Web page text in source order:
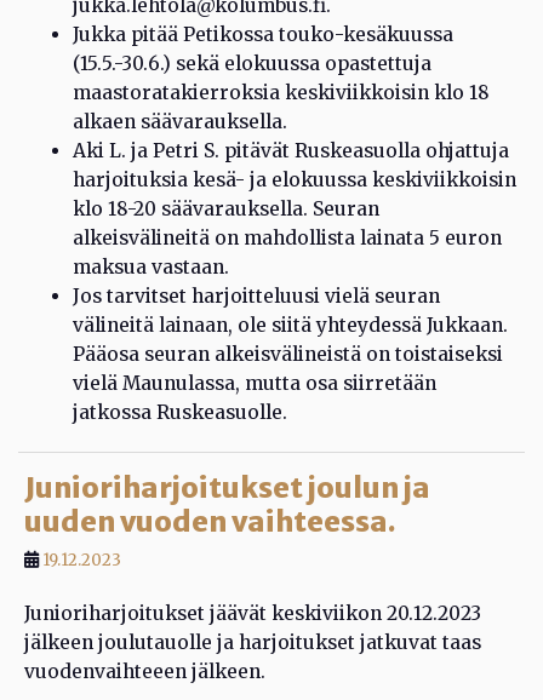
jukka.lehtola@kolumbus.fi.
Jukka pitää Petikossa touko-kesäkuussa
(15.5.-30.6.) sekä elokuussa opastettuja
maastoratakierroksia keskiviikkoisin klo 18
alkaen säävarauksella.
Aki L. ja Petri S. pitävät Ruskeasuolla ohjattuja
harjoituksia kesä- ja elokuussa keskiviikkoisin
klo 18-20 säävarauksella. Seuran
alkeisvälineitä on mahdollista lainata 5 euron
maksua vastaan.
Jos tarvitset harjoitteluusi vielä seuran
välineitä lainaan, ole siitä yhteydessä Jukkaan.
Pääosa seuran alkeisvälineistä on toistaiseksi
vielä Maunulassa, mutta osa siirretään
jatkossa Ruskeasuolle.
Junioriharjoitukset joulun ja
uuden vuoden vaihteessa.
19.12.2023
Junioriharjoitukset jäävät keskiviikon 20.12.2023
jälkeen joulutauolle ja harjoitukset jatkuvat taas
vuodenvaihteeen jälkeen.